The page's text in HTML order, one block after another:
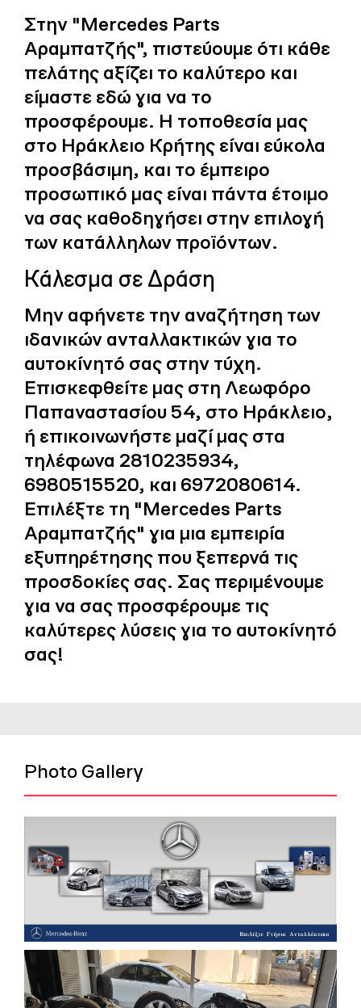
Στην "Mercedes Parts
Αραμπατζής", πιστεύουμε ότι κάθε
πελάτης αξίζει το καλύτερο και
είμαστε εδώ για να το
προσφέρουμε. Η τοποθεσία μας
στο Ηράκλειο Κρήτης είναι εύκολα
προσβάσιμη, και το έμπειρο
προσωπικό μας είναι πάντα έτοιμο
να σας καθοδηγήσει στην επιλογή
των κατάλληλων προϊόντων.
Κάλεσμα σε Δράση
Μην αφήνετε την αναζήτηση των
ιδανικών ανταλλακτικών για το
αυτοκίνητό σας στην τύχη.
Επισκεφθείτε μας στη Λεωφόρο
Παπαναστασίου 54, στο Ηράκλειο,
ή επικοινωνήστε μαζί μας στα
τηλέφωνα 2810235934,
6980515520, και 6972080614.
Επιλέξτε τη "Mercedes Parts
Αραμπατζής" για μια εμπειρία
εξυπηρέτησης που ξεπερνά τις
προσδοκίες σας. Σας περιμένουμε
για να σας προσφέρουμε τις
καλύτερες λύσεις για το αυτοκίνητό
σας!
Photo Gallery